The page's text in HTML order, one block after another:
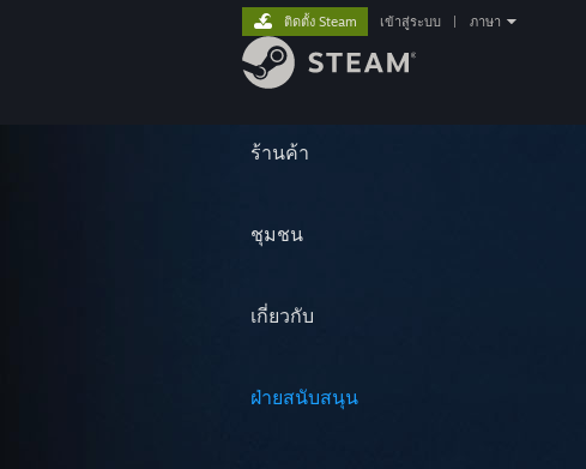
ร้านค้า
ชุมชน
เกี่ยวกับ
ฝ่ายสนับสนุน
ติดตั้ง Steam เข้าสู่ระบบ ภาษา